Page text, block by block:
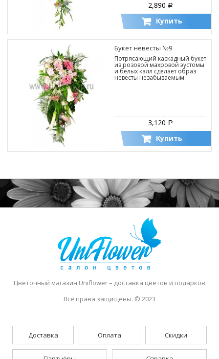
2,890 Р
Купить
Букет невесты №9
Потрясающий каскадный букет
из розовой махровой эустомы
и белых калл сделает образ
невесты незабываемым
3,120 Р
Купить
Цветочный магазин Uniflower– доставка цветов и подарков
Все права защищены. © 2023
Доставка Оплата Скидки